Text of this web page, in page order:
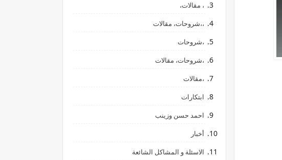
، مقالات،
،،شروحات، مقالات
،شروحات
،شروحات، مقالات
،مقالات
ابتكارات
احمد حسن وزينب
أخبار
الاسئلة و المشاكل الشائعة